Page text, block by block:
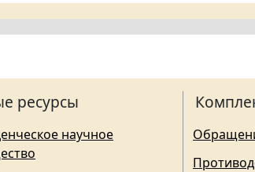
ресурсы
научное